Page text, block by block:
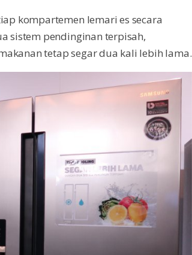
kompartemen lemari es secara
sistem pendinginan terpisah,
tetap segar dua kali lebih lama.